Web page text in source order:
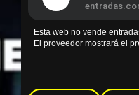
Esta web no vende
El proveedor mostrará el